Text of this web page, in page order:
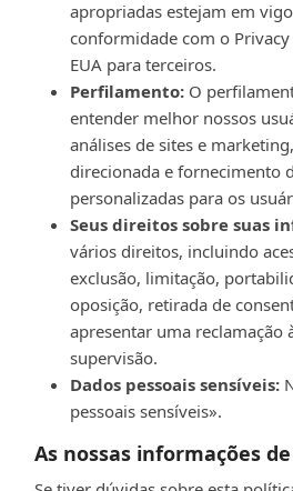
apropriadas estejam em
conformidade com o Privacy
EUA para terceiros.
Perfilamento:O
entender melhor nossos
análises de sites e
direcionada e fornecimento
personalizadas para os
Seus direitos sobre suas
vários direitos, incluindo
exclusão, limitação,
oposição, retirada de
apresentar uma reclamação
supervisão.
Dados pessoais sensíveis:
pessoais sensíveis».
As nossas informações